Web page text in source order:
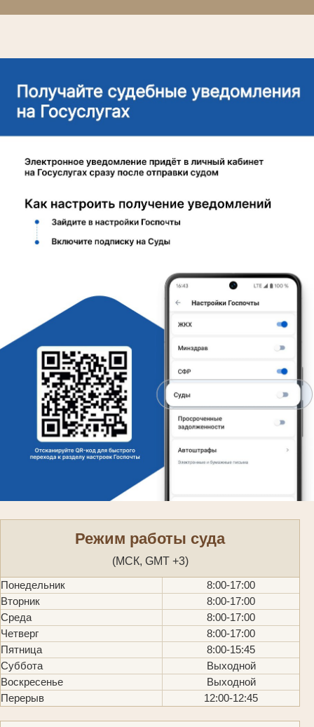
Режим работы суда
(МСК, GMT +3)
Понедельник
8:00-17:00
Вторник
8:00-17:00
Среда
8:00-17:00
Четверг
8:00-17:00
Пятница
8:00-15:45
Суббота
Выходной
Воскресенье
Выходной
Перерыв
12:00-12:45